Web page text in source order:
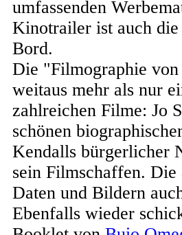
umfassenden
Kinotrailer ist auch die
Bord.
Die "Filmographie
weitaus mehr als nur
zahlreichen Filme: Jo
schönen
Kendalls bürgerlicher
sein Filmschaffen.
Daten und Bildern
Ebenfalls wieder